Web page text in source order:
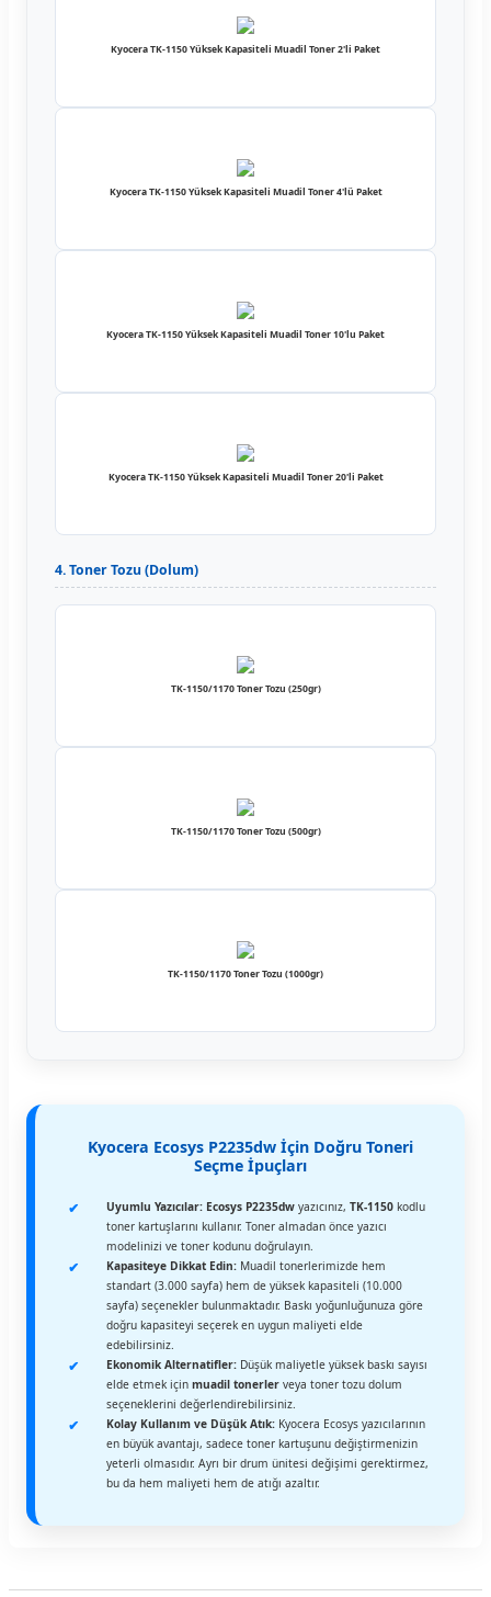
Kyocera TK-1150 Yüksek Kapasiteli Muadil Toner 2'li Paket
Kyocera TK-1150 Yüksek Kapasiteli Muadil Toner 4'lü Paket
Kyocera TK-1150 Yüksek Kapasiteli Muadil Toner 10'lu Paket
Kyocera TK-1150 Yüksek Kapasiteli Muadil Toner 20'li Paket
4. Toner Tozu (Dolum)
TK-1150/1170 Toner Tozu (250gr)
TK-1150/1170 Toner Tozu (500gr)
TK-1150/1170 Toner Tozu (1000gr)
Kyocera Ecosys P2235dw İçin Doğru Toneri
Seçme İpuçları
Uyumlu Yazıcılar: Ecosys P2235dw yazıcınız, TK-1150 kodlu
toner kartuşlarını kullanır. Toner almadan önce yazıcı
modelinizi ve toner kodunu doğrulayın.
Kapasiteye Dikkat Edin: Muadil tonerlerimizde hem
standart (3.000 sayfa) hem de yüksek kapasiteli (10.000
sayfa) seçenekler bulunmaktadır. Baskı yoğunluğunuza göre
doğru kapasiteyi seçerek en uygun maliyeti elde
edebilirsiniz.
Ekonomik Alternatifler: Düşük maliyetle yüksek baskı sayısı
elde etmek için muadil tonerler veya toner tozu dolum
seçeneklerini değerlendirebilirsiniz.
Kolay Kullanım ve Düşük Atık: Kyocera Ecosys yazıcılarının
en büyük avantajı, sadece toner kartuşunu değiştirmenizin
yeterli olmasıdır. Ayrı bir drum ünitesi değişimi gerektirmez,
bu da hem maliyeti hem de atığı azaltır.